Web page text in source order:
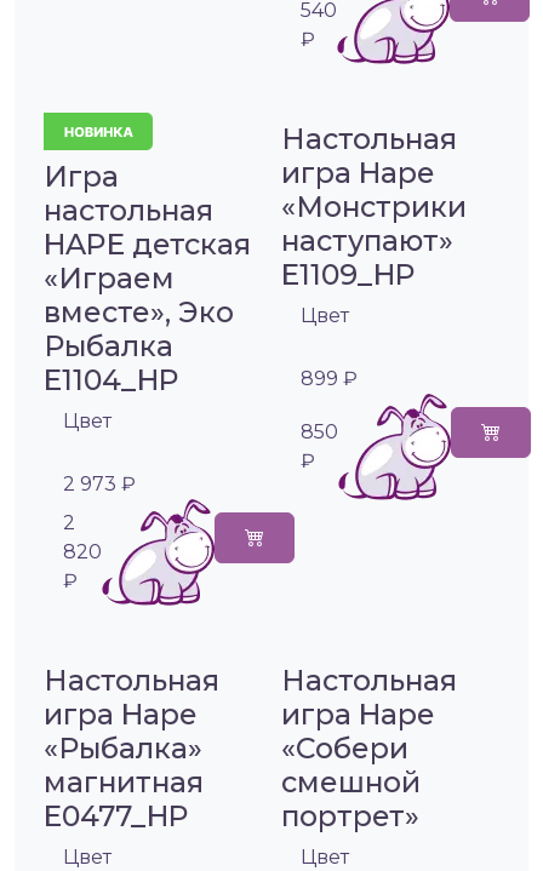
540
₽
Игра
настольная
HAPE детская
«Играем
вместе», Эко
Рыбалка
E1104_HP
Цвет
2 973 ₽
2
820
₽
Настольная
игра Hape
«Монстрики
наступают»
E1109_HP
Цвет
899 ₽
850
₽
Настольная
игра Hape
«Рыбалка»
магнитная
E0477_HP
Цвет
Настольная
игра Hape
«Собери
смешной
портрет»
Цвет